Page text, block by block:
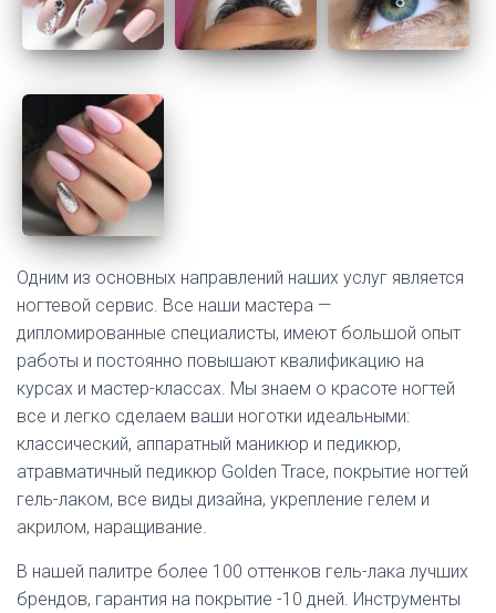
Одним из основных направлений наших услуг является
ногтевой сервис. Все наши мастера —
дипломированные специалисты, имеют большой опыт
работы и постоянно повышают квалификацию на
курсах и мастер-классах. Мы знаем о красоте ногтей
все и легко сделаем ваши ноготки идеальными:
классический, аппаратный маникюр и педикюр,
атравматичный педикюр Golden Trace, покрытие ногтей
гель-лаком, все виды дизайна, укрепление гелем и
акрилом, наращивание.
В нашей палитре более 100 оттенков гель-лака лучших
брендов, гарантия на покрытие -10 дней. Инструменты